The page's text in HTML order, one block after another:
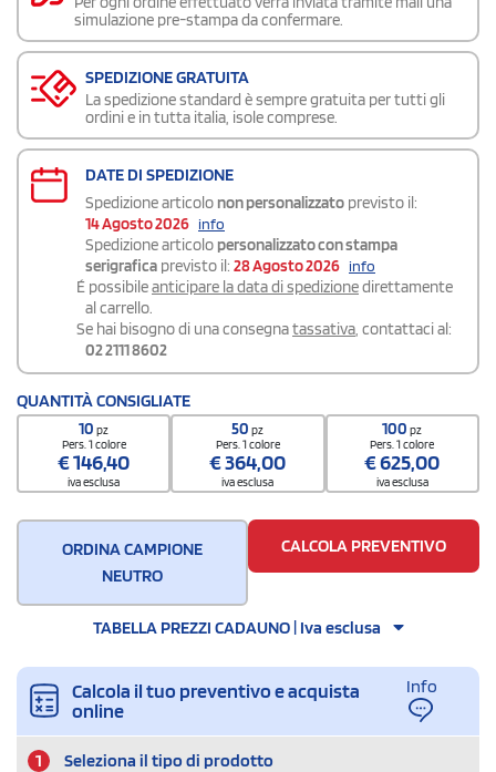
simulazione pre-stampa da confermare.
SPEDIZIONE GRATUITA
La spedizione standard è sempre gratuita per tutti gli
ordini e in tutta italia, isole comprese.
DATE DI SPEDIZIONE
Spedizione articolo non personalizzato previsto il:
14 Agosto 2026 info
Spedizione articolo personalizzato con stampa
serigrafica previsto il: 28 Agosto 2026 info
É possibileanticipare la data di spedizionedirettamente
al carrello.
Se hai bisogno di una consegnatassativa, contattaci al:
02 2111 8602
QUANTITÀ CONSIGLIATE
10pz
Pers. 1 colore
€146,40
iva esclusa
50pz
Pers. 1 colore
€364,00
iva esclusa
100pz
Pers. 1 colore
€625,00
iva esclusa
ORDINA CAMPIONE
NEUTRO
CALCOLA PREVENTIVO
TABELLA PREZZI CADAUNO | Iva esclusa
Calcola il tuo preventivo e acquista
online
Info
1 Seleziona il tipo di prodotto